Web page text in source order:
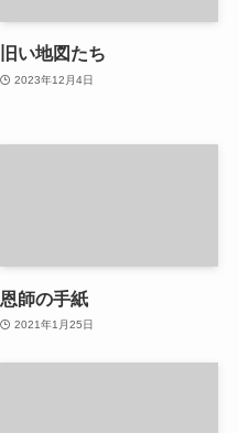
旧い地図たち
2023年12月4日
恩師の手紙
2021年1月25日